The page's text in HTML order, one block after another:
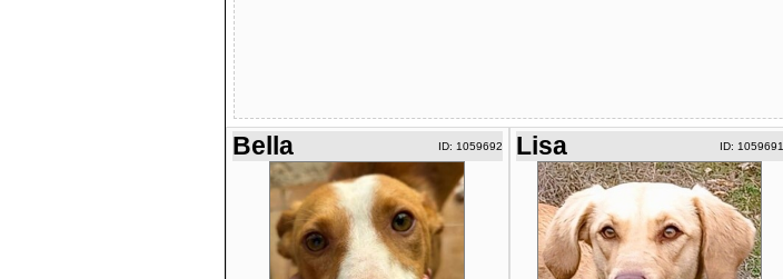
Bella ID: 1059692 Lisa ID: 1059691